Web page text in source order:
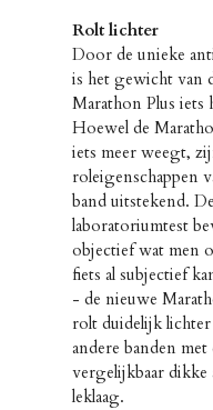
Rolt lichter
Door de unieke
is het gewicht van
Marathon Plus iets
Hoewel de
iets meer weegt,
roleigenschappen
band uitstekend. De
laboratoriumtest
objectief wat men
fiets al subjectief
- de nieuwe
rolt duidelijk lichter
andere banden met
vergelijkbaar dikke
leklaag.